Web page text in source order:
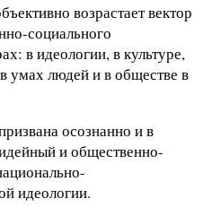
возрастает вектор
социального
в идеологии, в культуре,
умах людей и в обществе в
осознанно и в
и общественно-
идеологии.